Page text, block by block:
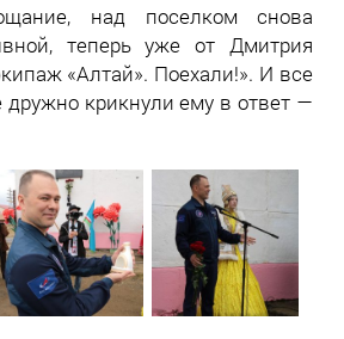
над поселком снова
теперь уже от Дмитрия
«Алтай». Поехали!». И все
крикнули ему в ответ —